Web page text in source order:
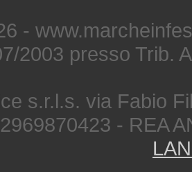
-
2003 presso Trib.
s.r.l.s. via Fabio
- REA